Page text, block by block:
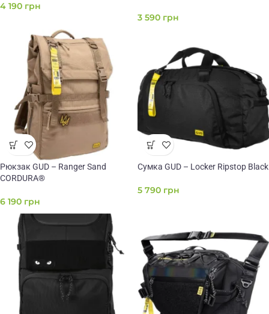
4 190 грн
3 590 грн
Рюкзак GUD – Ranger Sand
CORDURA®
6 190 грн
Сумка GUD – Locker Ripstop Black
5 790 грн